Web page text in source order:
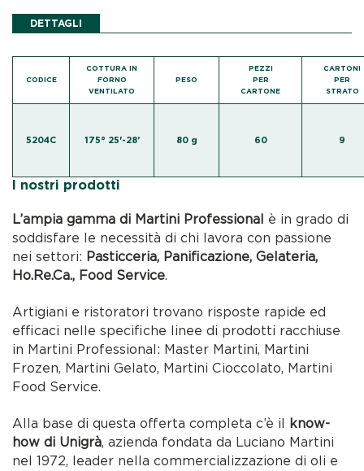
DETTAGLI
CODICE
COTTURA IN
FORNO
VENTILATO
5204C 175° 25'-28’
PESO
PEZZI
PER
CARTONE
CARTONI
PER
STRATO
80 g 60 9
I nostri prodotti
L’ampia gamma di Martini Professional è in grado di
soddisfare le necessità di chi lavora con passione
nei settori: Pasticceria, Panificazione, Gelateria,
Ho.Re.Ca., Food Service.
Artigiani e ristoratori trovano risposte rapide ed
efficaci nelle specifiche linee di prodotti racchiuse
in Martini Professional: Master Martini, Martini
Frozen, Martini Gelato, Martini Cioccolato, Martini
Food Service.
Alla base di questa offerta completa c’è il
know-
how di Unigrà, azienda fondata da Luciano Martini
nel 1972, leader nella commercializzazione di oli e